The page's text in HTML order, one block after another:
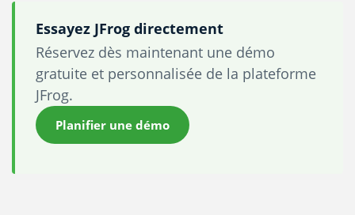
Essayez JFrog directement
Réservez dès maintenant une démo
gratuite et personnalisée de la plateforme
JFrog.
Planifier une démo